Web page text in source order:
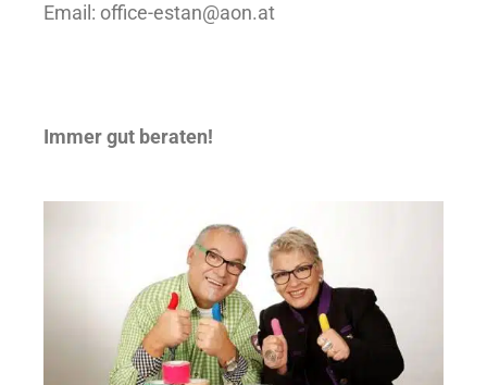
Email: office-estan@aon.at
Immer gut beraten!